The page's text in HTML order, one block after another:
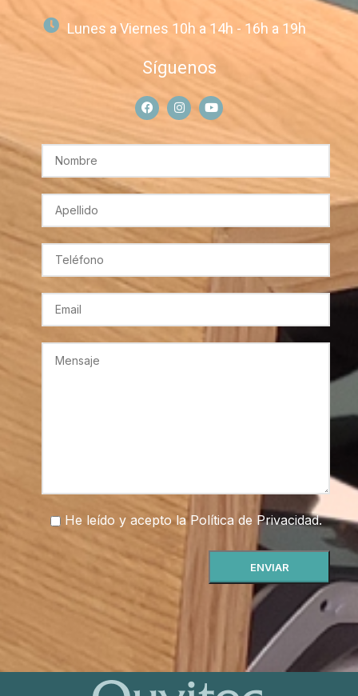
Lunes a Viernes 10h a 14h - 16h a 19h
Síguenos
He leído y acepto laPolítica de Privacidad.